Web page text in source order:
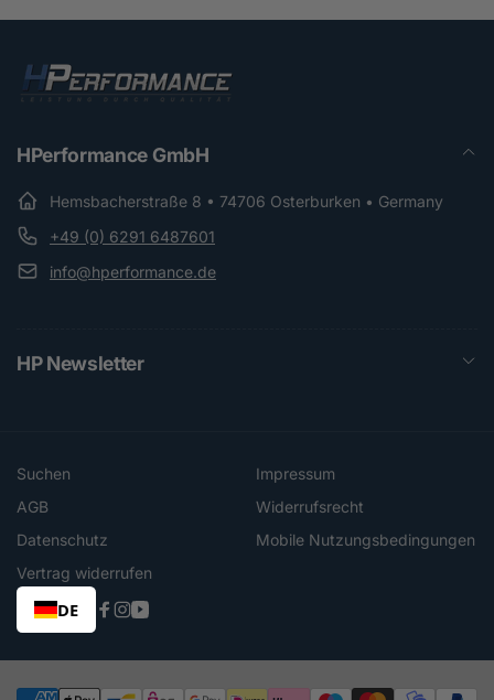
HPerformance GmbH
Hemsbacherstraße 8 • 74706 Osterburken • Germany
+49 (0) 6291 6487601
info@hperformance.de
HP Newsletter
Suchen
Impressum
AGB
Widerrufsrecht
Datenschutz
Mobile Nutzungsbedingungen
Vertrag widerrufen
DE
Facebook
Instagram
YouTube